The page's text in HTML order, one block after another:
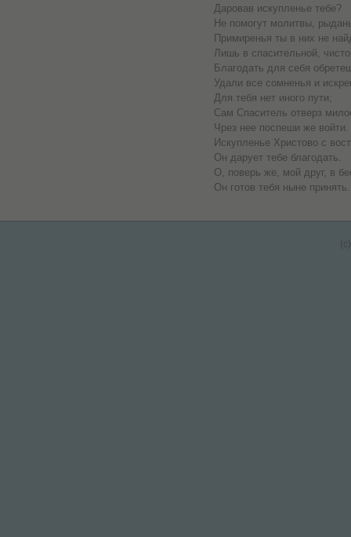
Даровав искупленье тебе?
Не помогут молитвы,
Примиренья ты в них не
Лишь в спасительной,
Благодать для себя
Удали все сомненья и
Для тебя нет иного пути;
Сам Спаситель отверз
Чрез нее поспеши же войти.
Искупленье Христово с
Он дарует тебе благодать.
О, поверь же, мой друг, в
Он готов тебя ныне принять.